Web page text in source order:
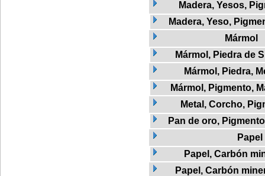
Madera, Yesos,
Madera, Yeso,
Mármol
Mármol, Piedra de
Mármol, Piedra,
Mármol, Pigmento,
Metal, Corcho,
Pan de oro,
Papel
Papel, Carbón
Papel, Carbón